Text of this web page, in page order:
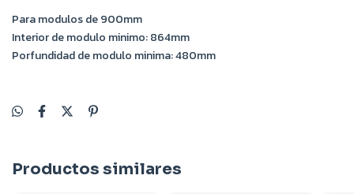
Para modulos de 900mm
Interior de modulo minimo: 864mm
Porfundidad de modulo minima: 480mm
Productos similares